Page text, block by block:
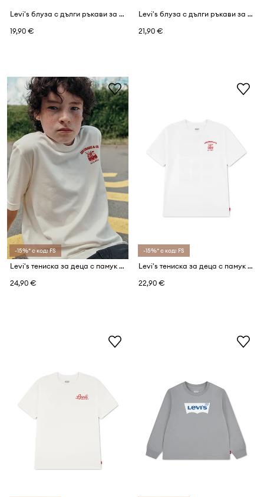
Levi's блуза с дълги ръкави за деца от памук L/S BATWING TEE
19,90 €
Levi's блуза с дълги ръкави за деца с памук GRAPHIC TEE SHIRT
21,90 €
-15%* с код: FS
Levi's тениска за деца с памук ROLL MODE TEE
24,90 €
-15%* с код: FS
Levi's тениска за деца с памук ROLL MODE TEE
22,90 €